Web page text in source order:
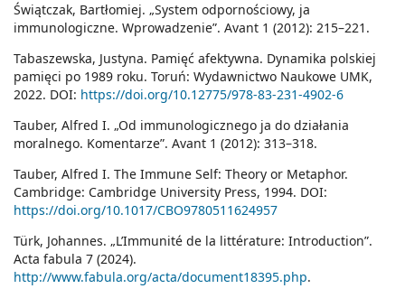
Świątczak, Bartłomiej. „System odpornościowy, ja
immunologiczne. Wprowadzenie”. Avant 1 (2012): 215–221.
Tabaszewska, Justyna. Pamięć afektywna. Dynamika polskiej
pamięci po 1989 roku. Toruń: Wydawnictwo Naukowe UMK,
2022. DOI: https://doi.org/10.12775/978-83-231-4902-6
Tauber, Alfred I. „Od immunologicznego ja do działania
moralnego. Komentarze”. Avant 1 (2012): 313–318.
Tauber, Alfred I. The Immune Self: Theory or Metaphor.
Cambridge: Cambridge University Press, 1994. DOI:
https://doi.org/10.1017/CBO9780511624957
Türk, Johannes. „L’Immunité de la littérature: Introduction”.
Acta fabula 7 (2024).
http://www.fabula.org/acta/document18395.php.